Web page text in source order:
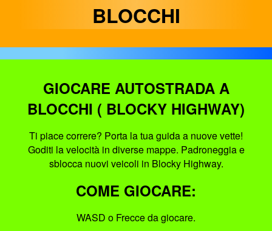
BLOCCHI
GIOCARE AUTOSTRADA A
BLOCCHI ( BLOCKY HIGHWAY)
Ti piace correre? Porta la tua guida a nuove vette!
Goditi la velocità in diverse mappe. Padroneggia e
sblocca nuovi veicoli in Blocky Highway.
COME GIOCARE:
WASD o Frecce da giocare.